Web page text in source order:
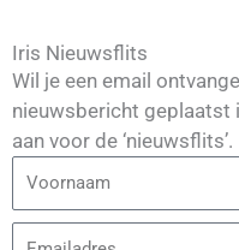
Iris Nieuwsflits
Wil je een email
nieuwsbericht geplaatst
aan voor de ‘nieuwsflits’.
Email